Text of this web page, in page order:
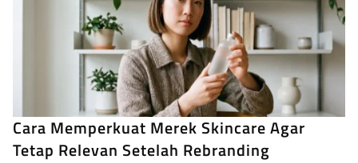
Cara Memperkuat Merek Skincare Agar
Tetap Relevan Setelah Rebranding